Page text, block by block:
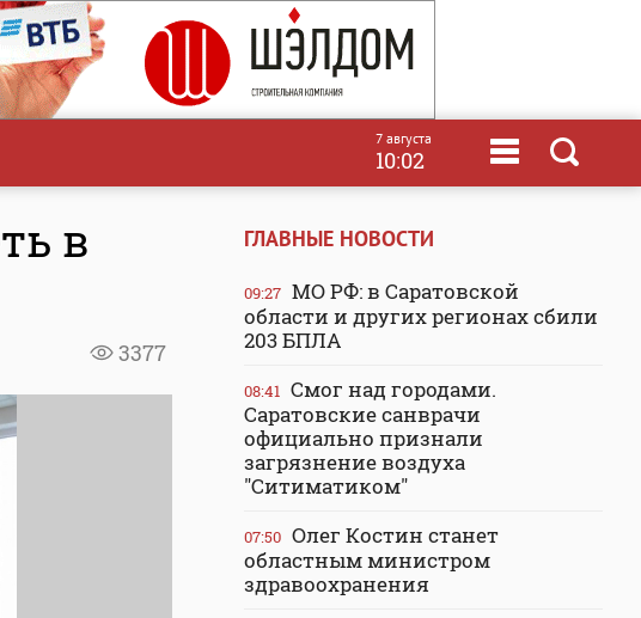
7 августа
10:02
в
3377
ГЛАВНЫЕ НОВОСТИ
09:27 МО РФ: в Саратовской
области и других регионах сбили
203 БПЛА
08:41 Смог над городами.
Саратовские санврачи
официально признали
загрязнение воздуха
"Ситиматиком"
07:50 Олег Костин станет
областным министром
здравоохранения